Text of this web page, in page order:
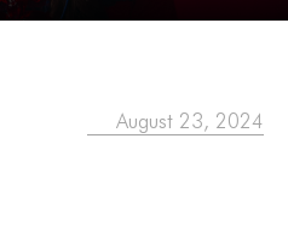
August 23, 2024